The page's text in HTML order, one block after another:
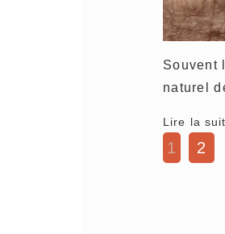
Souvent
naturel
Lire la
1 2